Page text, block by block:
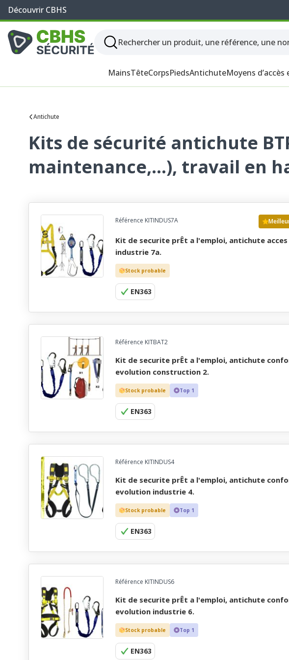
Découvrir CBHS
MainsTêteCorpsPiedsAntichuteMoyens
Antichute
Kits de sécurité antichute
maintenance,…), travail en
Référence KITINDUS7A
kit de securite prÊt a l'emploi, antichute acces
industrie 7a.
Stock probable
EN363
Référence KITBAT2
kit de securite prÊt a l'emploi, antichute confort
evolution construction 2.
Stock probable Top 1
EN363
Référence KITINDUS4
kit de securite prÊt a l'emploi, antichute confort
evolution industrie 4.
Stock probable Top 1
EN363
Référence KITINDUS6
kit de securite prÊt a l'emploi, antichute confort
evolution industrie 6.
Stock probable Top 1
EN363